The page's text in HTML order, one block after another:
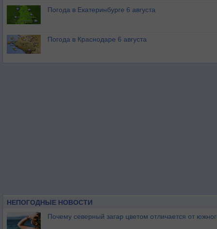
Погода в Екатеринбурге 6 августа
Погода в Краснодаре 6 августа
НЕПОГОДНЫЕ НОВОСТИ
Почему северный загар цветом отличается от